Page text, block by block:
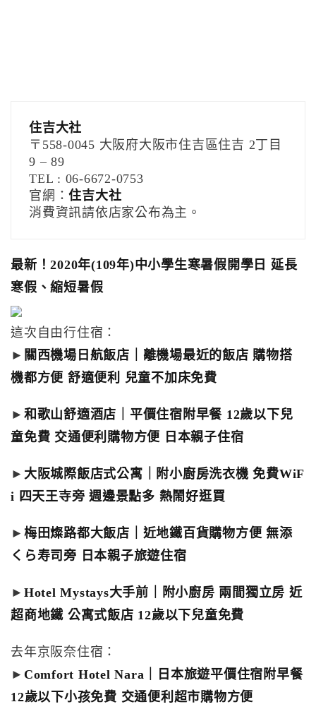
住吉大社
〒558-0045 大阪府大阪市住吉區住吉 2丁目
9 – 89
TEL : 06-6672-0753
官網：住吉大社
消費資訊請依店家公布為主。
最新！2020年(109年)中小學生寒暑假開學日 延長
寒假、縮短暑假
這次自由行住宿：
► 關西機場日航飯店｜離機場最近的飯店 購物搭
機都方便 舒適便利 兒童不加床免費
► 和歌山舒適酒店｜平價住宿附早餐 12歲以下兒
童免費 交通便利購物方便 日本親子住宿
► 大阪城際飯店式公寓｜附小廚房洗衣機 免費WiF
i 四天王寺旁 週邊景點多 熱鬧好逛買
► 梅田燦路都大飯店｜近地鐵百貨購物方便 無添
くら寿司旁 日本親子旅遊住宿
► Hotel Mystays大手前｜附小廚房 兩間獨立房 近
超商地鐵 公寓式飯店 12歲以下兒童免費
去年京阪奈住宿：
► Comfort Hotel Nara｜日本旅遊平價住宿附早餐
12歲以下小孩免費 交通便利超市購物方便